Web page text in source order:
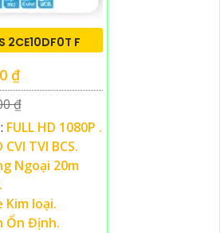
2CE10DF0T F
₫
₫
FULL HD 1080P .
CVI TVI BCS.
Ngoại 20m
Kim loại.
Ổn Định.